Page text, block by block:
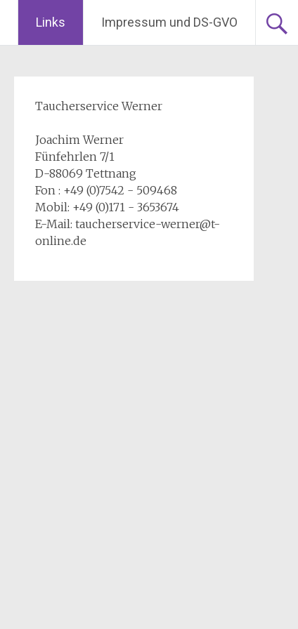
Links Impressum und DS-GVO
Taucherservice Werner
Joachim Werner
Fünfehrlen 7/1
D-88069 Tettnang
Fon : +49 (0)7542 - 509468
Mobil: +49 (0)171 - 3653674
E-Mail: taucherservice-werner@t-
online.de